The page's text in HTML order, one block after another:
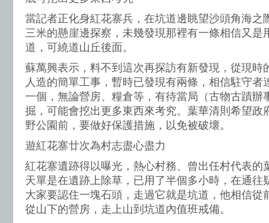
當記者正化身紅花寨兵，在坑道邊眺望沙頭角海之
三米的懸崖邊探察，未幾發現那裡有一條相信又是
道，可繞道山丘後面。
蘇萬興表示，料不到這次再探訪有新發現，從現時
人造的簡單工事，暫時已發現有兩條，相信駐守者
一個，無論營房、糧倉等，有待當局（古物古蹟辦
掘，可能會挖出更多東西來考究。葉華清則希望政
野公園前，要做好保護措施，以免被破壞。
遊紅花寨廿次為村志盡心盡力
紅花寨遺跡得以曝光，熱心村務、曾出任村代表的
天單是在遺跡上除草，已用了半個多小時，在通往
大家要認住一塊石頭，走過它就是坑道，他相信從
從山下的營房，走上山到坑道內值班戒備。